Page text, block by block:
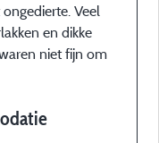
Veel
en dikke
niet fijn om